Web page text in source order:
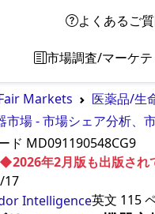
よくあるご
市場調査/マーケ
Markets 医薬品/生
市場 - 市場シェア分析、
ド MD091190548CG9
◆2026年2月版も出版され
17
Intelligence英文 115